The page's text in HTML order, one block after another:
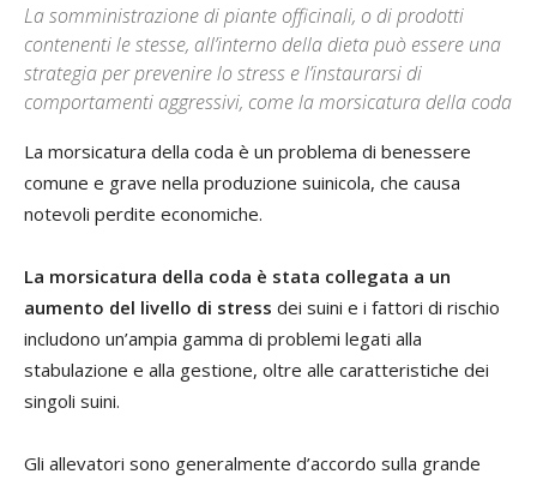
La somministrazione di piante officinali, o di prodotti
contenenti le stesse, all’interno della dieta può essere una
strategia per prevenire lo stress e l’instaurarsi di
comportamenti aggressivi, come la morsicatura della coda
La morsicatura della coda è un problema di benessere
comune e grave nella produzione suinicola, che causa
notevoli perdite economiche.
La morsicatura della coda è stata collegata a un
aumento del livello di stress dei suini e i fattori di rischio
includono un’ampia gamma di problemi legati alla
stabulazione e alla gestione, oltre alle caratteristiche dei
singoli suini.
Gli allevatori sono generalmente d’accordo sulla grande